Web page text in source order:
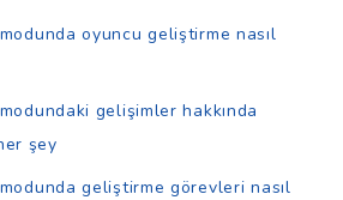
oyuncu geliştirme nasıl
gelişimler hakkında
şey
geliştirme görevleri nasıl